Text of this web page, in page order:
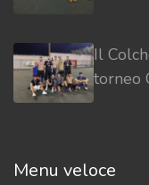
Il
torneo
Menu veloce